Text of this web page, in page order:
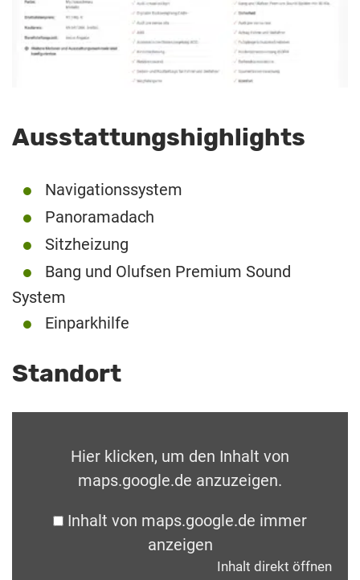
Ausstattungshighlights
Navigationssystem
Panoramadach
Sitzheizung
Bang und Olufsen Premium Sound
System
Einparkhilfe
Standort
Hier klicken, um den Inhalt von
maps.google.de anzuzeigen.
Inhalt von maps.google.de immer
anzeigen
Inhalt direkt öffnen